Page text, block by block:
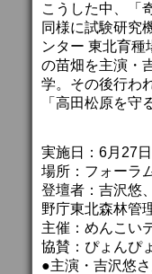
こうした中、「
同様に試験研究
ンター 東北育
の苗畑を主演・
学。その後行わ
「高田松原を守
実施日：6月27日
場所：フォーラ
登壇者：吉沢悠
野庁東北森林管
主催：めんこい
協賛：ぴょんぴ
●主演・吉沢悠